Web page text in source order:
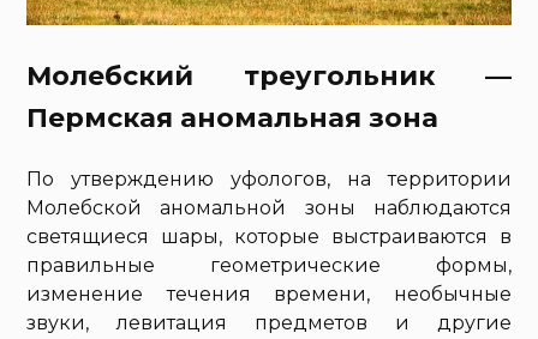
Молебский треугольник —
Пермская аномальная зона
По утверждению уфологов, на территории
Молебской аномальной зоны наблюдаются
светящиеся шары, которые выстраиваются в
правильные геометрические формы,
изменение течения времени, необычные
звуки, левитация предметов и другие